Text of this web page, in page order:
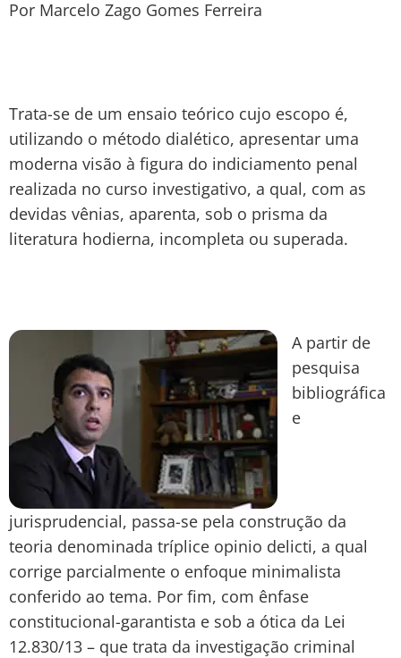
Por Marcelo Zago Gomes Ferreira
Trata-se de um ensaio teórico cujo escopo é,
utilizando o método dialético, apresentar uma
moderna visão à figura do indiciamento penal
realizada no curso investigativo, a qual, com as
devidas vênias, aparenta, sob o prisma da
literatura hodierna, incompleta ou superada.
A partir de
pesquisa
bibliográfica
e
jurisprudencial, passa-se pela construção da
teoria denominada tríplice opinio delicti, a qual
corrige parcialmente o enfoque minimalista
conferido ao tema. Por fim, com ênfase
constitucional-garantista e sob a ótica da Lei
12.830/13 – que trata da investigação criminal